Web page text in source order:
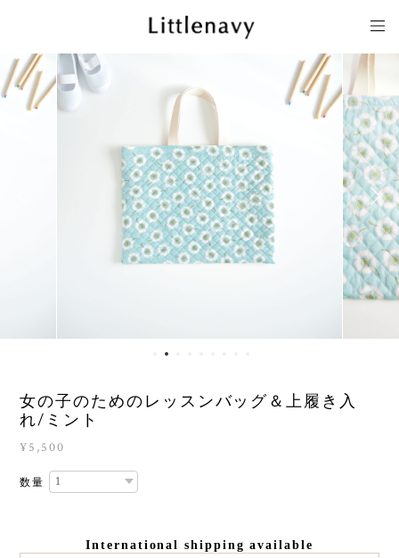
女の子のためのレッスンバッグ＆上履き入
れ/ミント
¥5,500
数量
International shipping available